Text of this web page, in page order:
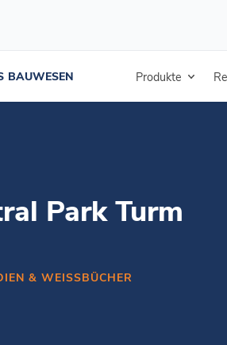
BAUWESEN Produkte
Park Turm
& WEISSBÜCHER